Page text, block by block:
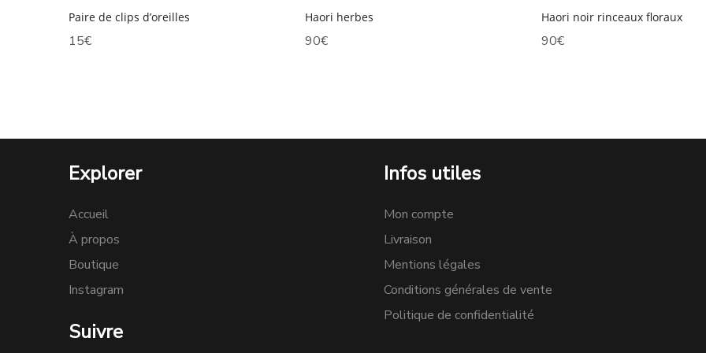
Paire de clips d’oreilles
15€
Haori herbes
90€
Haori noir rinceaux floraux
90€
Explorer
Accueil
À propos
Boutique
Instagram
Suivre
Infos utiles
Mon compte
Livraison
Mentions légales
Conditions générales de vente
Politique de confidentialité